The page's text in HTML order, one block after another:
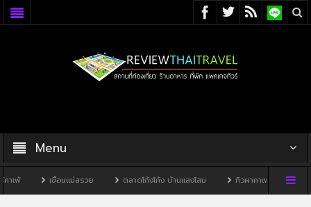
Menu
ขื่อนแม่สรวย ตลาดโก้งโค้ง บ้านแสงโสม ทิวผาคาเฟ่ บ้านพิพิธภัณฑ์ไทด